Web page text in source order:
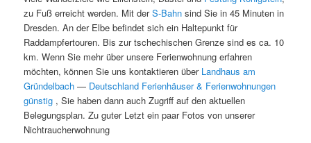
zu Fuß erreicht werden. Mit derS-Bahn sind Sie in 45 Minuten in
Dresden. An der Elbe befindet sich ein Haltepunkt für
Raddampfertouren. Bis zur tschechischen Grenze sind es ca. 10
km. Wenn Sie mehr über unsere Ferienwohnung erfahren
möchten, können Sie uns kontaktieren über Landhaus am
Gründelbach — Deutschland Ferienhäuser & Ferienwohnungen
günstig , Sie haben dann auch Zugriff auf den aktuellen
Belegungsplan. Zu guter Letzt ein paar Fotos von unserer
Nichtraucherwohnung